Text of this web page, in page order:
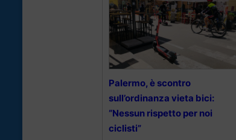
Palermo, è scontro
sull’ordinanza vieta bici:
“Nessun rispetto per noi
ciclisti”